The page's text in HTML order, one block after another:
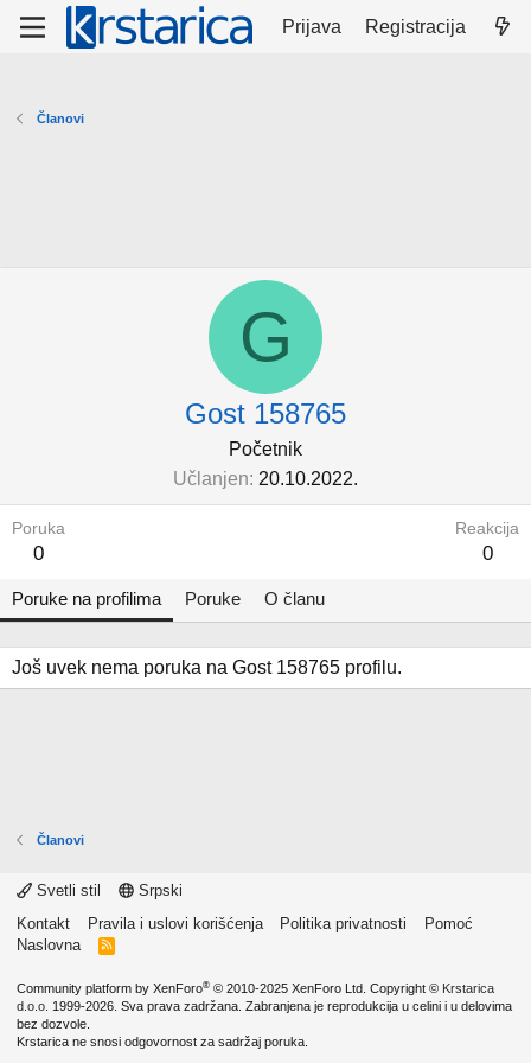
Prijava Registracija
Članovi
G
Gost 158765
Početnik
Učlanjen 20.10.2022.
Poruka
0
Reakcija
0
Poruke na profilima Poruke O članu
Još uvek nema poruka na Gost 158765 profilu.
Članovi
Svetli stil
Srpski
Kontakt
Pravila i uslovi korišćenja Politika privatnosti
Pomoć
Naslovna
R
Community platform by XenForo® © 2010-2025 XenForo Ltd. Copyright © Krstarica
d.o.o. 1999-2026. Sva prava zadržana. Zabranjena je reprodukcija u celini i u delovima
bez dozvole.
Krstarica ne snosi odgovornost za sadržaj poruka.